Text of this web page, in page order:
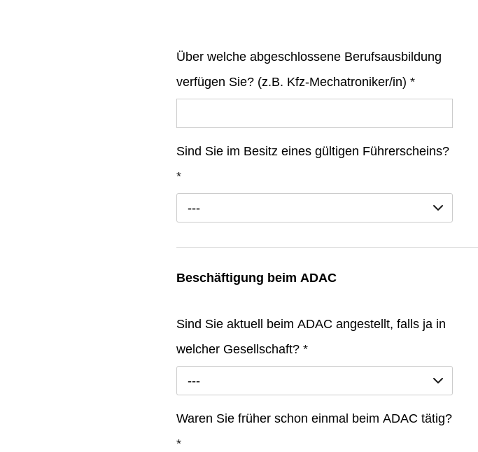
Über welche abgeschlossene Berufsausbildung
verfügen Sie? (z.B. Kfz-Mechatroniker/in) *
Sind Sie im Besitz eines gültigen Führerscheins?
*
---
Beschäftigung beim ADAC
Sind Sie aktuell beim ADAC angestellt, falls ja in
welcher Gesellschaft? *
---
Waren Sie früher schon einmal beim ADAC tätig?
*